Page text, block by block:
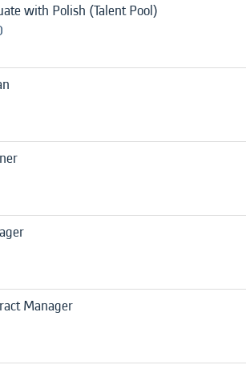
with Polish (Talent Pool)
Manager